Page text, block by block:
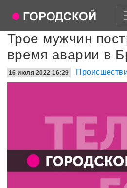
Трое мужчин
время аварии в
16 июля 2022 16:29